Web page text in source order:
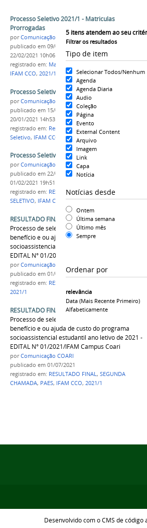
5 itens atendem ao seu
Filtrar os resultados
Tipo de item
Selecionar Todos/Nenhum
Agenda
Agenda Diaria
Audio
Coleção
Página
Evento
External Content
Arquivo
Imagem
Link
Capa
Notícia
Notícias desde
Ontem
Última semana
Último mês
Sempre
Ordenar por
relevância
Data (mais Recente Primeiro)
Alfabeticamente
Processo Seletivo 2021/1 - Matriculas
Prorrogadas
porComunicação COARI
publicado em 09/02/2021—última modificação
22/02/2021 10h06
registrado em: Matrícula
IFAM CCO, 2021/1
Processo Seletivo 2021/1 - Resultado Preliminar
porComunicação COARI
publicado em 15/01/2021 —última modificação
20/01/2021 14h53
registrado em: Resultado Preliminar
Seletivo, IFAM CCO 2021/1
Processo Seletivo 2021/1 - Resultado Final
porComunicação COARI
publicado em 22/01/2021 —última modificação
01/02/2021 19h51
registrado em: RESULTADO FINAL,PROCESSO
SELETIVO, IFAM CCO ,2021/1
RESULTADO FINAL 1ª CHAMADA
Processo de seleção para a concessão de
benefício e ou ajuda de custo do programa
socioassistencial estudantil ano letivo de 2021 -
EDITAL N° 01/2021/IFAM Campus Coari
porComunicação COARI
publicado em 01/07/2021
registrado em: RESULTADO FINAL
2021/1
RESULTADO FINAL 2ª CHAMADA
Processo de seleção para a concessão de
benefício e ou ajuda de custo do programa
socioassistencial estudantil ano letivo de 2021 -
EDITAL N° 01/2021/IFAM Campus Coari
porComunicação COARI
publicado em 01/07/2021
registrado em: RESULTADO FINAL , SEGUNDA
CHAMADA, PAES, IFAM CCO, 2021/1
Desenvolvido com o CMS de código